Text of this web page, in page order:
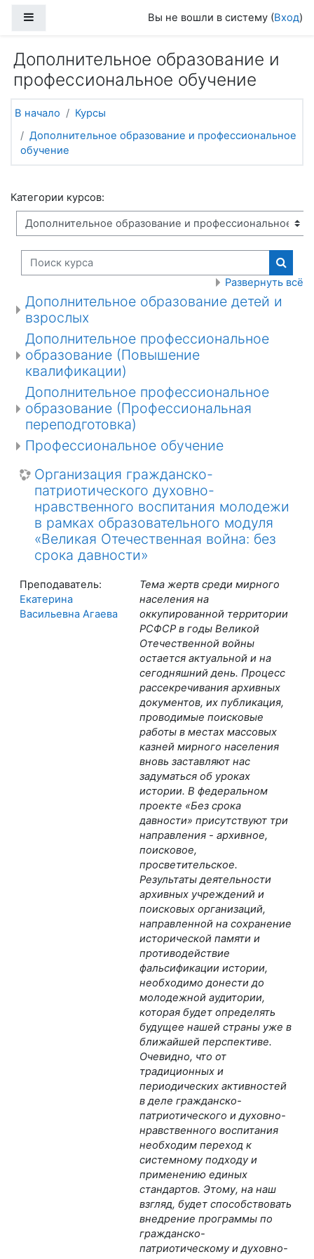
Вы не вошли в систему (Вход)
Дополнительное образование и
профессиональное обучение
В начало
Курсы
Дополнительное образование и профессиональное
обучение
Категории курсов:
Поиск курса
Поиск
Развернуть всё
Дополнительное образование детей и
взрослых
Дополнительное профессиональное
образование (Повышение
квалификации)
Дополнительное профессиональное
образование (Профессиональная
переподготовка)
Профессиональное обучение
Организация гражданско-
патриотического духовно-
нравственного воспитания молодежи
в рамках образовательного модуля
«Великая Отечественная война: без
срока давности»
Тема жертв среди мирного
населения на
оккупированной территории
РСФСР в годы Великой
Отечественной войны
остается актуальной и на
сегодняшний день. Процесс
рассекречивания архивных
документов, их публикация,
проводимые поисковые
работы в местах массовых
казней мирного населения
вновь заставляют нас
задуматься об уроках
истории. В федеральном
проекте «Без срока
давности» присутствуют три
направления - архивное,
поисковое,
просветительское.
Результаты деятельности
архивных учреждений и
поисковых организаций,
направленной на сохранение
исторической памяти и
противодействие
фальсификации истории,
необходимо донести до
молодежной аудитории,
которая будет определять
будущее нашей страны уже в
ближайшей перспективе.
Очевидно, что от
традиционных и
периодических активностей
в деле гражданско-
патриотического и духовно-
нравственного воспитания
необходим переход к
системному подходу и
применению единых
стандартов. Этому, на наш
взгляд, будет способствовать
внедрение программы по
гражданско-
патриотическому и духовно-
Преподаватель:
Екатерина
Васильевна Агаева